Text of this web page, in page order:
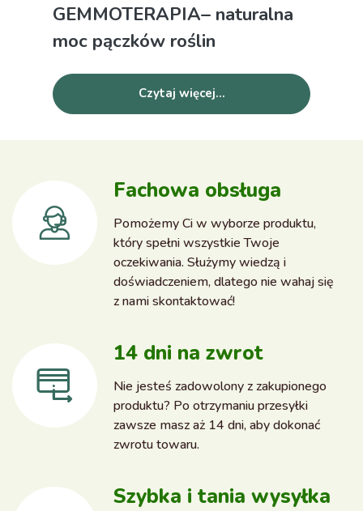
GEMMOTERAPIA– naturalna
moc pączków roślin
Czytaj więcej...
Fachowa obsługa
Pomożemy Ci w wyborze produktu,
który spełni wszystkie Twoje
oczekiwania. Służymy wiedzą i
doświadczeniem, dlatego nie wahaj się
z nami skontaktować!
14 dni na zwrot
Nie jesteś zadowolony z zakupionego
produktu? Po otrzymaniu przesyłki
zawsze masz aż 14 dni, aby dokonać
zwrotu towaru.
Szybka i tania wysyłka